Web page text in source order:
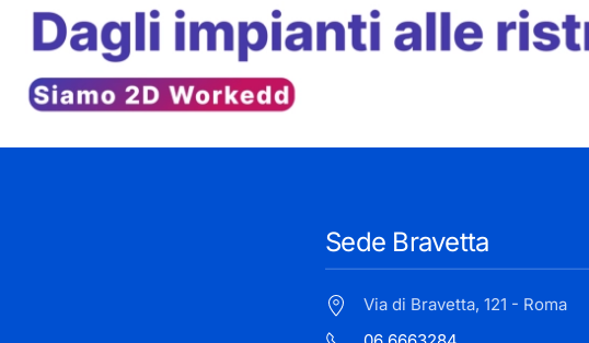
Sede Bravetta
Via di Bravetta, 121 - Roma